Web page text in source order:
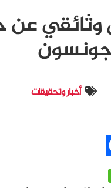
عن
أخبار وتحقيقات